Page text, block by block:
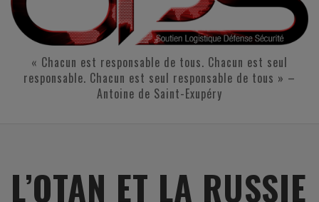
« Chacun est responsable de tous. Chacun est seul
responsable. Chacun est seul responsable de tous » –
Antoine de Saint-Exupéry
L’OTAN ET LA RUSSIE